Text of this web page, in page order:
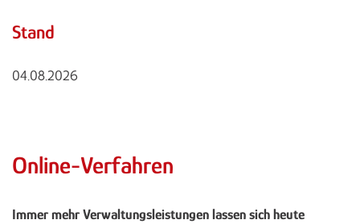
Stand
04.08.2026
Online-Verfahren
Immer mehr Verwaltungsleistungen lassen sich heute